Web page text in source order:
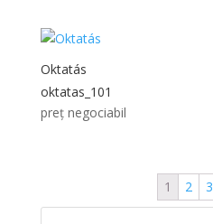
Oktatás
oktatas_101
preț negociabil
1 2 3